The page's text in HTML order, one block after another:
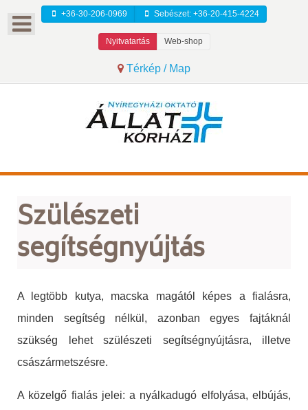
+36-30-206-0969 Sebészet: +36-20-415-4224
Nyitvatartás Web-shop
Térkép / Map
Szülészeti
segítségnyújtás
A legtöbb kutya, macska magától képes a fialásra,
minden segítség nélkül, azonban egyes fajtáknál
szükség lehet szülészeti segítségnyújtásra, illetve
császármetszésre.
A közelgő fialás jelei: a nyálkadugó elfolyása, elbújás,